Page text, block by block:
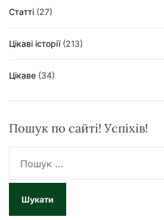
Статті (27)
Цікаві історії(213)
Цікаве (34)
Пошук по сайті! Успіхів!
ш
к